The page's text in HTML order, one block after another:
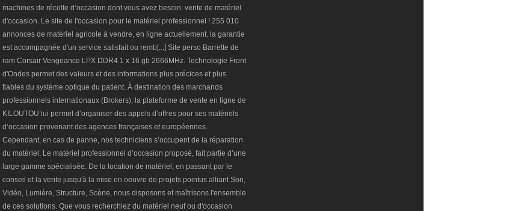
machines de récolte d’occasion dont vous avez besoin. vente de matériel
d'occasion. Le site de l'occasion pour le matériel professionnel ! 255 010
annonces de matériel agricole à vendre, en ligne actuellement. la garantie
est accompagnée d'un service satisfait ou remb[...] Site perso Barrette de
ram Corsair Vengeance LPX DDR4 1 x 16 gb 2666MHz. Technologie Front
d'Ondes permet des valeurs et des informations plus précices et plus
fiables du système optique du patient. À destination des marchands
professionnels internationaux (Brokers), la plateforme de vente en ligne de
KILOUTOU lui permet d’organiser des appels d’offres pour ses matériels
d’occasion provenant des agences françaises et européennes.
Cependant, en cas de panne, nos techniciens s’occupent de la réparation
du matériel. Le matériel professionnel d’occasion proposé, fait partie d’une
large gamme spécialisée. De la location de matériel, en passant par le
conseil et la vente jusqu'à la mise en oeuvre de projets pointus alliant Son,
Vidéo, Lumière, Structure, Scène, nous disposons et maîtrisons l'ensemble
de ces solutions. Que vous recherchiez du matériel neuf ou d'occasion